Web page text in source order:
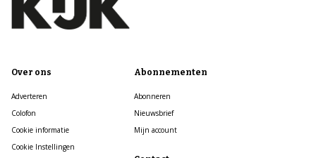
Over ons
Adverteren
Colofon
Cookie informatie
Cookie Instellingen
Abonnementen
Abonneren
Nieuwsbrief
Mijn account